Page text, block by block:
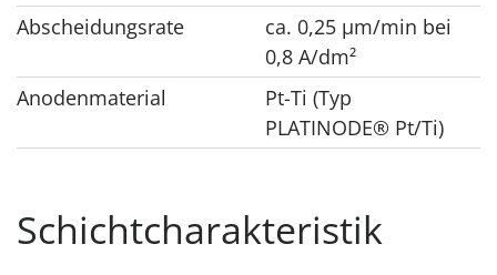
Abscheidungsrate
ca. 0,25 μm/min bei
0,8 A/dm²
Anodenmaterial
Pt-Ti (Typ
PLATINODE® Pt/Ti)
Schichtcharakteristik